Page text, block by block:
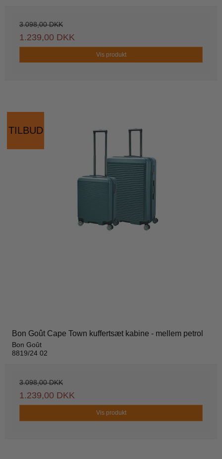
3.098,00 DKK
1.239,00 DKK
Vis produkt
TILBUD
Bon Goût Cape Town kuffertsæt kabine - mellem petrol
Bon Goût
8819/24 02
3.098,00 DKK
1.239,00 DKK
Vis produkt